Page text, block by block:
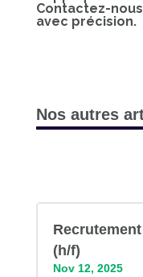
Contactez-
avec précision.
Nos autres
(h/f)
Nov 12, 2025